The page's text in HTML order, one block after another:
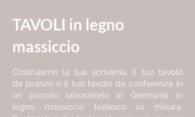
TAVOLI in legno
massiccio
Costruiamo la tua scrivania, il tuo tavolo
da pranzo o il tuo tavolo da conferenza in
un piccolo laboratorio in Germania in
legno massiccio tedesco su misura.